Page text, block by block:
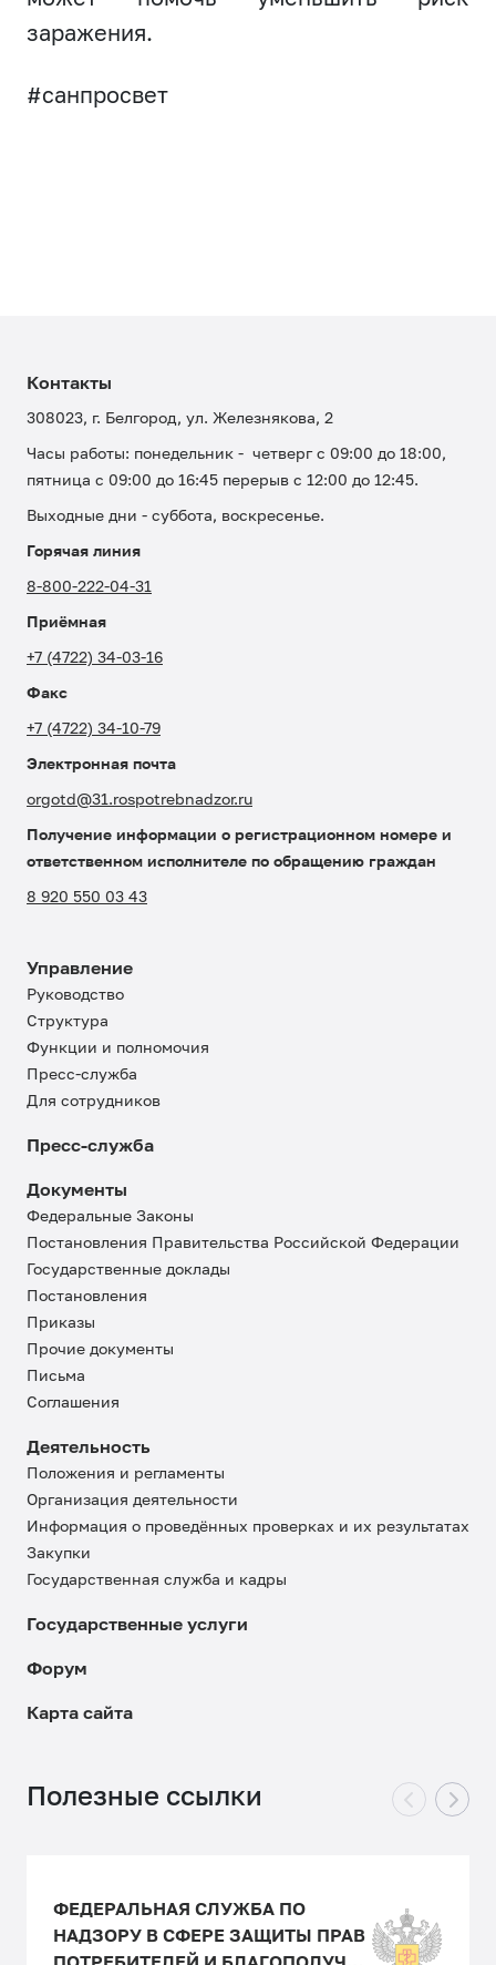
заражения.
#санпросвет
Контакты
308023, г. Белгород, ул. Железнякова, 2
Часы работы: понедельник - четверг с 09:00 до 18:00,
пятница с 09:00 до 16:45 перерыв с 12:00 до 12:45.
Выходные дни - суббота, воскресенье.
Горячая линия
8-800-222-04-31
Приёмная
+7 (4722) 34-03-16
Факс
+7 (4722) 34-10-79
Электронная почта
orgotd@31.rospotrebnadzor.ru
Получение информации о регистрационном номере и
ответственном исполнителе по обращению граждан
8 920 550 03 43
Управление
Руководство
Структура
Функции и полномочия
Пресс-служба
Для сотрудников
Пресс-служба
Документы
Федеральные Законы
Постановления Правительства Российской Федерации
Государственные доклады
Постановления
Приказы
Прочие документы
Письма
Соглашения
Деятельность
Положения и регламенты
Организация деятельности
Информация о проведённых проверках и их результатах
Закупки
Государственная служба и кадры
Государственные услуги
Форум
Карта сайта
Полезные ссылки
ФЕДЕРАЛЬНАЯ СЛУЖБА ПО
НАДЗОРУ В СФЕРЕ ЗАЩИТЫ ПРАВ